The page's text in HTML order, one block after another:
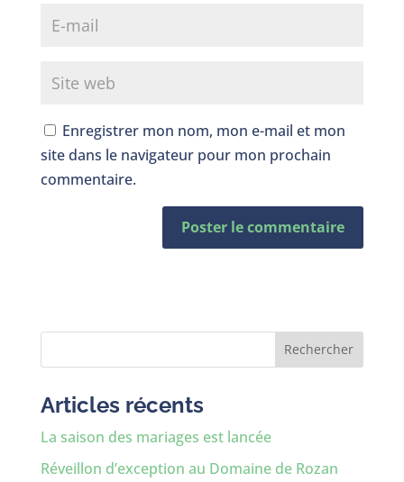
Enregistrer mon nom, mon e-mail et mon
site dans le navigateur pour mon prochain
commentaire.
Rechercher
Articles récents
La saison des mariages est lancée
Réveillon d’exception au Domaine de Rozan